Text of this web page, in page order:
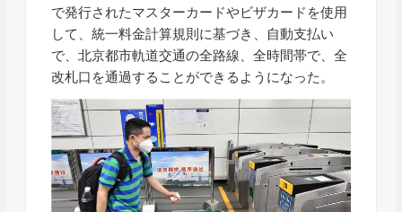
で発行されたマスターカードやビザカードを使用
して、統一料金計算規則に基づき、自動支払い
で、北京都市軌道交通の全路線、全時間帯で、全
改札口を通過することができるようになった。